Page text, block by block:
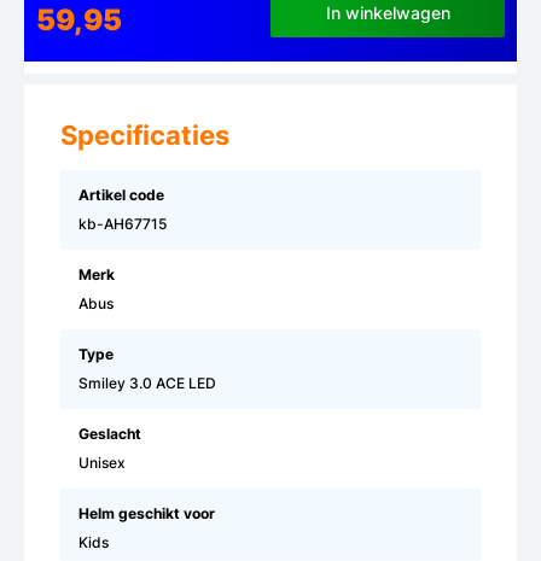
59,95 In winkelwagen
Specificaties
Artikel code
kb-AH67715
Merk
Abus
Type
Smiley 3.0 ACE LED
Geslacht
Unisex
Helm geschikt voor
Kids